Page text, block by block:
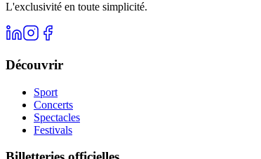
L'exclusivité en toute simplicité.
Découvrir
Sport
Concerts
Spectacles
Festivals